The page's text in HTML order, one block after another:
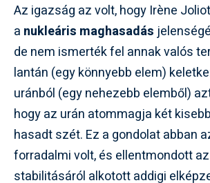
Az igazság az volt, hogy Irène
a nukleáris maghasadás
de nem ismerték fel annak valós
lantán (egy könnyebb elem)
uránból (egy nehezebb elemből)
hogy az urán atommagja két
hasadt szét. Ez a gondolat abban
forradalmi volt, és ellentmondott
stabilitásáról alkotott addigi